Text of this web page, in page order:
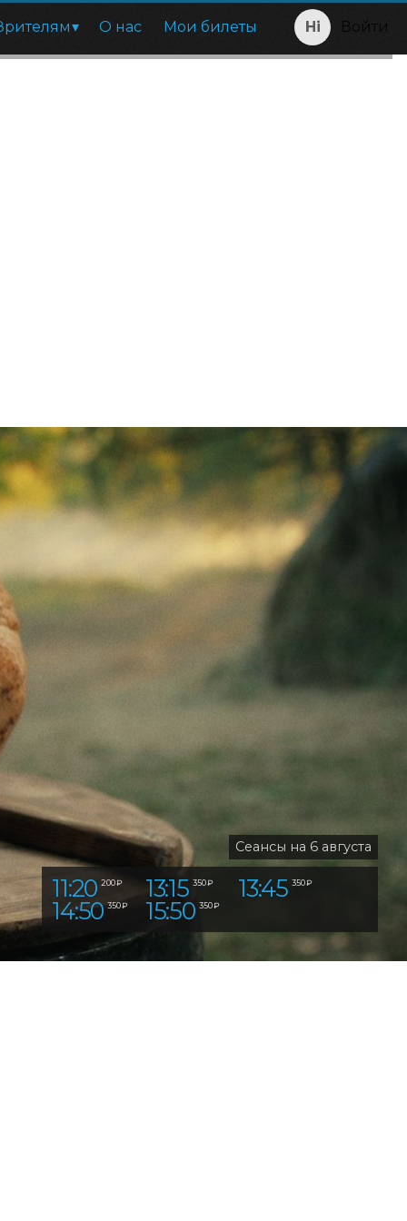
О нас Мои билеты Войти
Сеансы на 6 августа
11:20 200 ₽ 13:15 350 ₽ 13:45 350 ₽
14:50 350 ₽ 15:50 350 ₽